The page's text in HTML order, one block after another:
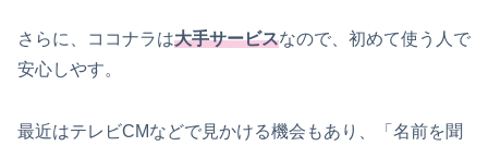
さらに、ココナラは大手サービスなので、初めて使う人で
安心しやす。
最近はテレビCMなどで見かける機会もあり、「名前を聞